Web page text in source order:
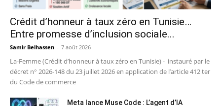
Crédit d’honneur à taux zéro en Tunisie…
Entre promesse d’inclusion sociale...
Samir Belhassen - 7 août 2026
La-Femme (Crédit d’honneur à taux zéro en Tunisie) - instauré par le
décret n° 2026-148 du 23 juillet 2026 en application de l’article 412 ter
du Code de commerce
Meta lance Muse Code : L’agent d’IA